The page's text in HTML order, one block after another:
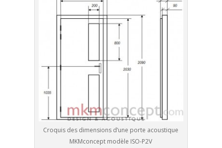
Croquis des dimensions d’une porte acoustique
MKMconcept modèle ISO-P2V